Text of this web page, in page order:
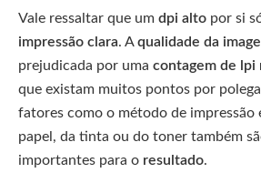
Vale ressaltar que um dpi alto por si
impressão clara. Aqualidade da
prejudicada por uma contagem de lpi
que existam muitos pontos por
fatores como o método de impressão
papel, da tinta ou do toner também
importantes para o resultado.